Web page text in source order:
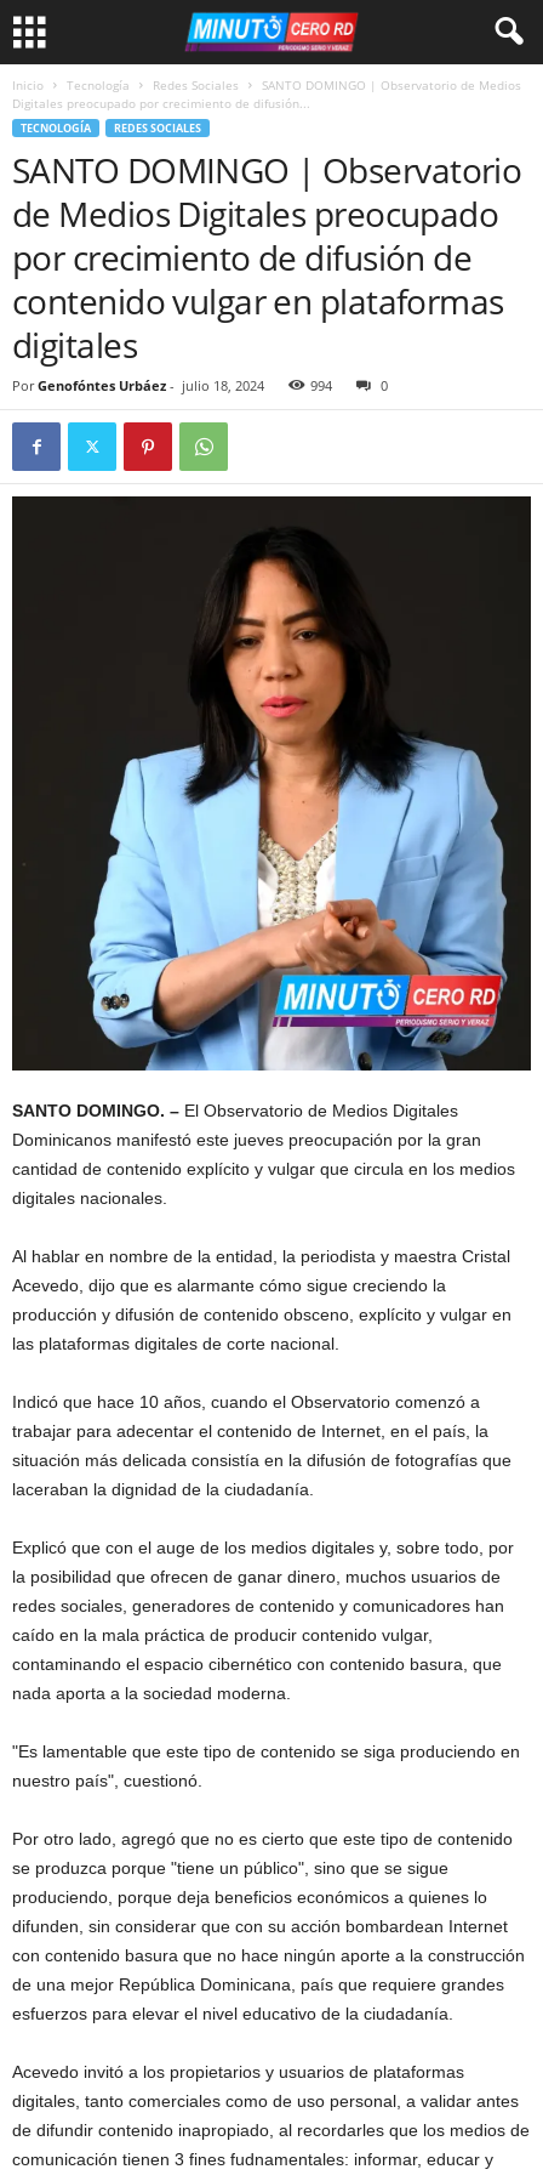
Inicio Tecnología Redes Sociales
SANTO DOMINGO | Observatorio de Medios
Digitales preocupado por crecimiento de difusión...
TECNOLOGÍA REDES SOCIALES
SANTO DOMINGO | Observatorio
de Medios Digitales preocupado
por crecimiento de difusión de
contenido vulgar en plataformas
digitales
Por Genofóntes Urbáez - julio 18, 2024 994 0
SANTO DOMINGO. – El Observatorio de Medios Digitales
Dominicanos manifestó este jueves preocupación por la gran
cantidad de contenido explícito y vulgar que circula en los medios
digitales nacionales.
Al hablar en nombre de la entidad, la periodista y maestra Cristal
Acevedo, dijo que es alarmante cómo sigue creciendo la
producción y difusión de contenido obsceno, explícito y vulgar en
las plataformas digitales de corte nacional.
Indicó que hace 10 años, cuando el Observatorio comenzó a
trabajar para adecentar el contenido de Internet, en el país, la
situación más delicada consistía en la difusión de fotografías que
laceraban la dignidad de la ciudadanía.
Explicó que con el auge de los medios digitales y, sobre todo, por
la posibilidad que ofrecen de ganar dinero, muchos usuarios de
redes sociales, generadores de contenido y comunicadores han
caído en la mala práctica de producir contenido vulgar,
contaminando el espacio cibernético con contenido basura, que
nada aporta a la sociedad moderna.
"Es lamentable que este tipo de contenido se siga produciendo en
nuestro país", cuestionó.
Por otro lado, agregó que no es cierto que este tipo de contenido
se produzca porque "tiene un público", sino que se sigue
produciendo, porque deja beneficios económicos a quienes lo
difunden, sin considerar que con su acción bombardean Internet
con contenido basura que no hace ningún aporte a la construcción
de una mejor República Dominicana, país que requiere grandes
esfuerzos para elevar el nivel educativo de la ciudadanía.
Acevedo invitó a los propietarios y usuarios de plataformas
digitales, tanto comerciales como de uso personal, a validar antes
de difundir contenido inapropiado, al recordarles que los medios de
comunicación tienen 3 fines fudnamentales: informar, educar y